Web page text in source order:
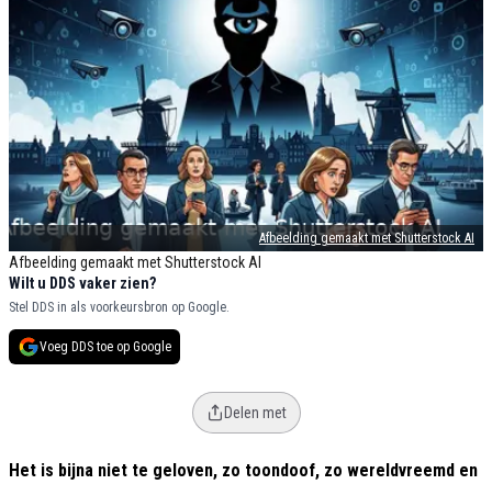
Afbeelding gemaakt met Shutterstock AI
Afbeelding gemaakt met Shutterstock AI
Wilt u DDS vaker zien?
Stel DDS in als voorkeursbron op Google.
Voeg DDS toe op Google
Delen met
Het is bijna niet te geloven, zo toondoof, zo wereldvreemd en